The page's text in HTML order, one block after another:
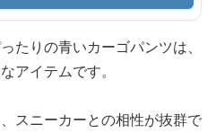
たりの青いカーゴパンツは、
アイテムです。
スニーカーとの相性が抜群で